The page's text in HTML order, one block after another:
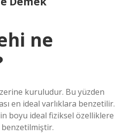
ne
kuruludur. Bu yüzden
en ideal varlıklara benzetilir.
boyu ideal fiziksel özelliklere
benzetilmiştir.